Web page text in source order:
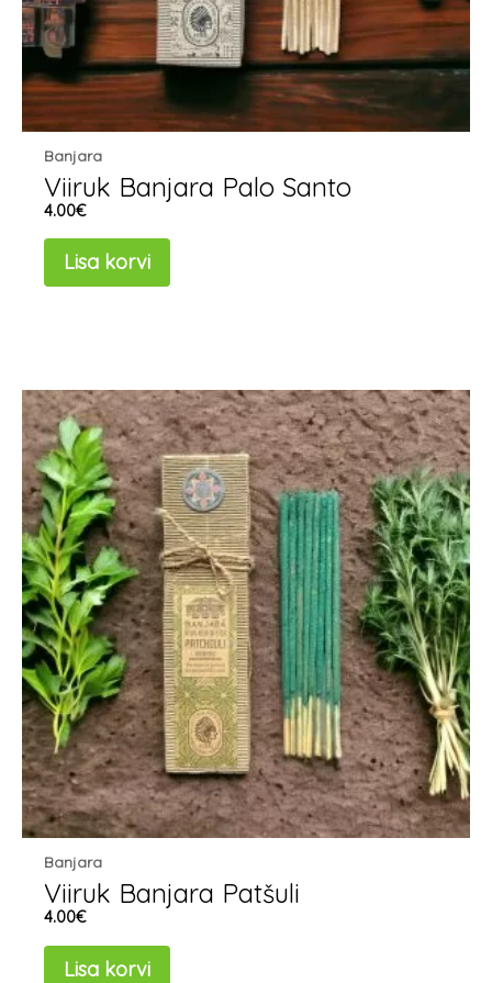
Banjara
Viiruk Banjara Palo Santo
4.00€
Lisa korvi
Banjara
Viiruk Banjara Patšuli
4.00€
Lisa korvi